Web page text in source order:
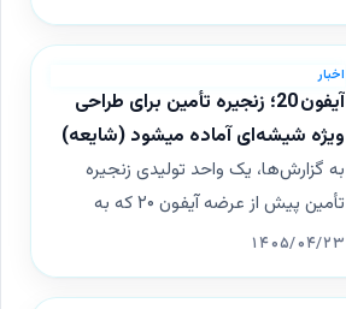
اندروید بوده که مصرف‌کنندگان را به
سمت iPhone 17 سوق داد.
اخبار
آیفون 20؛ زنجیره تأمین برای طراحی
ویژه شیشه‌ای آماده میشود (شایعه)
به گزارش‌ها، یک واحد تولیدی زنجیره
تأمین پیش از عرضه آیفون ۲۰ که به
مناسبت بیستمین سالگرد اپل آماده
می‌شود، بازسازی شده است. این مدل
۱۴۰۵/۰۴/۲۳